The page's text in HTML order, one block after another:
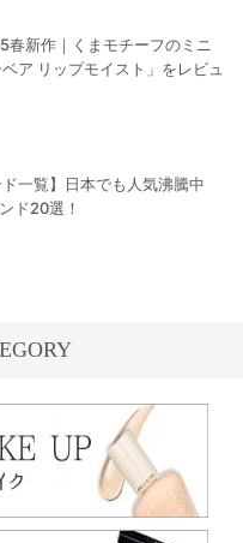
春新作｜くまモチーフのミニ
ア リップモイスト」をレビュ
ド一覧】日本でも人気沸騰中
ド20選！